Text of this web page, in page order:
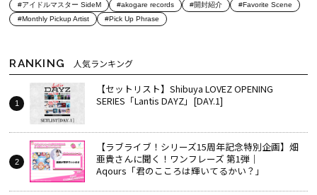
#アイドルマスター SideM
#akogare records #開封紹介
#Favorite Scene
#Monthly Pickup Artist
#Pick Up Phrase
RANKING 人気ランキング
【セットリスト】Shibuya LOVEZ OPENING
SERIES「Lantis DAYZ」[DAY.1]
【ラブライブ！シリーズ15周年記念特別企画】畑
亜貴さんに聞く！ワンフレーズ 第1弾｜
Aqours「君のこころは輝いてるかい？」